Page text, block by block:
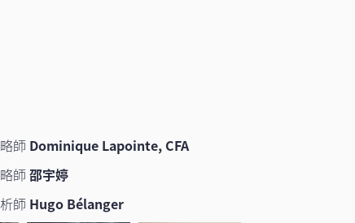
師 Dominique Lapointe, CFA
師邵宇婷
師 Hugo Bélanger